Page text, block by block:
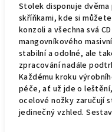
Stolek disponuje
skříňkami, kde si
konzoli a všechna svá
mangovníkového
stabilní a odolné, ale
zpracování nadále
Každému kroku
péče, ať už jde o
ocelové nožky zaručují
jedinečný vzhled.